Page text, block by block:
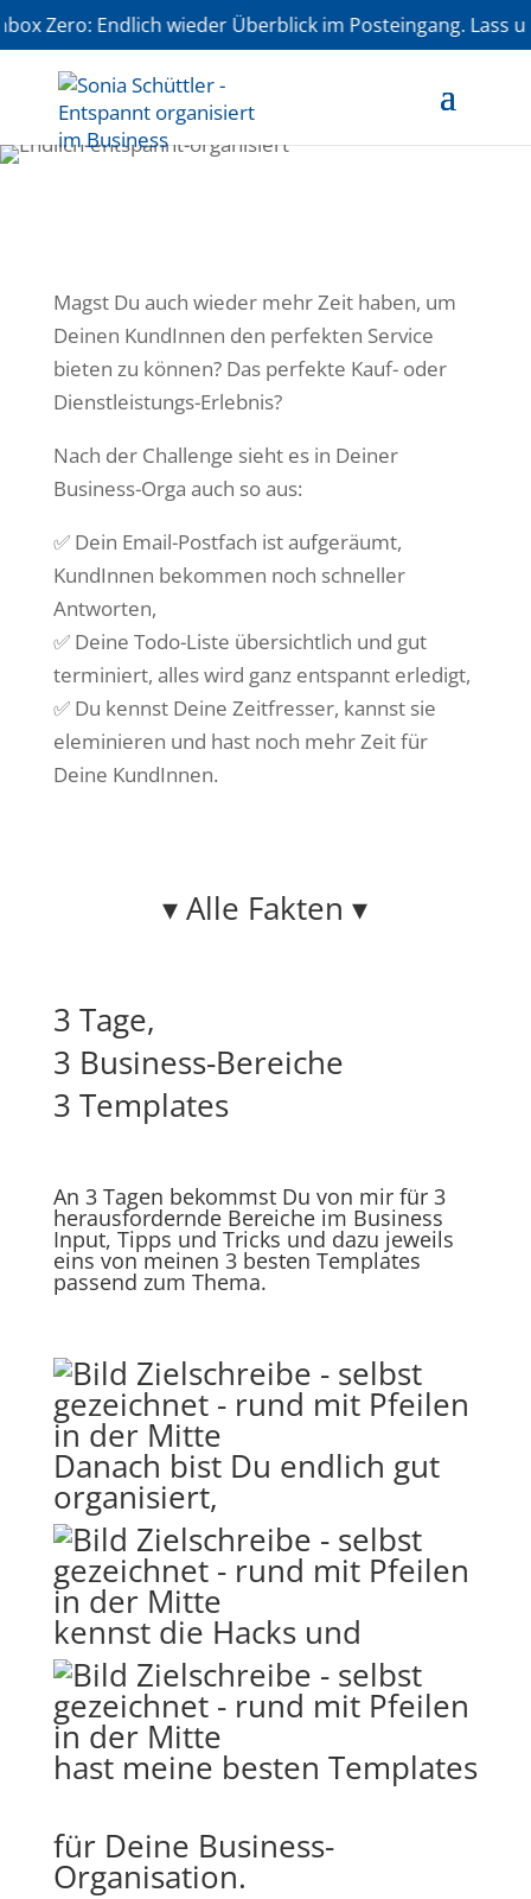
Zero: Endlich wieder Überblick im Posteingang. Lass uns
Magst Du auch wieder mehr Zeit haben, um
Deinen KundInnen den perfekten Service
bieten zu können? Das perfekte Kauf- oder
Dienstleistungs-Erlebnis?
Nach der Challenge sieht es in Deiner
Business-Orga auch so aus:
✅ Dein Email-Postfach ist aufgeräumt,
KundInnen bekommen noch schneller
Antworten,
✅ Deine Todo-Liste übersichtlich und gut
terminiert, alles wird ganz entspannt erledigt,
✅ Du kennst Deine Zeitfresser, kannst sie
eleminieren und hast noch mehr Zeit für
Deine KundInnen.
▾ Alle Fakten ▾
3 Tage,
3 Business-Bereiche
3 Templates
An 3 Tagen bekommst Du von mir für 3
herausfordernde Bereiche im Business
Input, Tipps und Tricks und dazu jeweils
eins von meinen 3 besten Templates
passend zum Thema.
Danach bist Du endlich gut
organisiert,
kennst die Hacks und
hast meine besten Templates
für Deine Business-
Organisation.